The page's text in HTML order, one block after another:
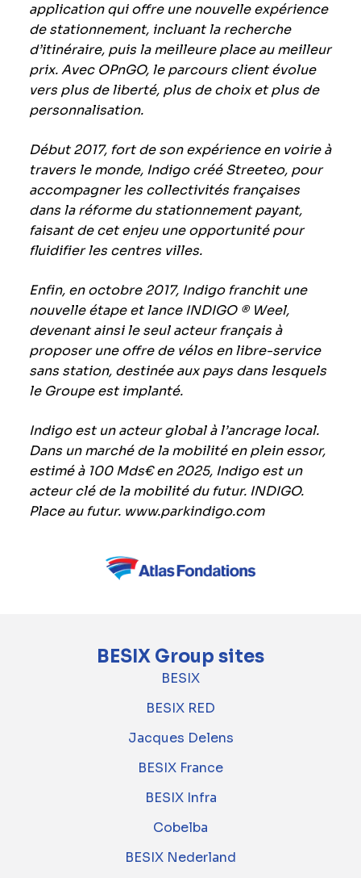
application qui offre une nouvelle expérience
de stationnement, incluant la recherche
d’itinéraire, puis la meilleure place au meilleur
prix. Avec OPnGO, le parcours client évolue
vers plus de liberté, plus de choix et plus de
personnalisation.
Début 2017, fort de son expérience en voirie à
travers le monde, Indigo créé Streeteo, pour
accompagner les collectivités françaises
dans la réforme du stationnement payant,
faisant de cet enjeu une opportunité pour
fluidifier les centres villes.
Enfin, en octobre 2017, Indigo franchit une
nouvelle étape et lance INDIGO ® Weel,
devenant ainsi le seul acteur français à
proposer une offre de vélos en libre-service
sans station, destinée aux pays dans lesquels
le Groupe est implanté.
Indigo est un acteur global à l’ancrage local.
Dans un marché de la mobilité en plein essor,
estimé à 100 Mds€ en 2025, Indigo est un
acteur clé de la mobilité du futur. INDIGO.
Place au futur. www.parkindigo.com
BESIX Group sites
BESIX
BESIX RED
Jacques Delens
BESIX France
BESIX Infra
Cobelba
BESIX Nederland